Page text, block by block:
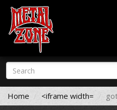
Skip
main
content
Search
form
Search
Home <iframe width=